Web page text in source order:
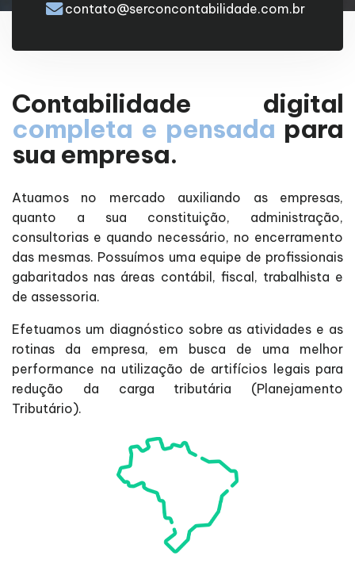
contato@serconcontabilidade.com.br
Contabilidade digital
completa e pensada para
sua empresa.
Atuamos no mercado auxiliando as empresas,
quanto a sua constituição, administração,
consultorias e quando necessário, no encerramento
das mesmas. Possuímos uma equipe de profissionais
gabaritados nas áreas contábil, fiscal, trabalhista e
de assessoria.
Efetuamos um diagnóstico sobre as atividades e as
rotinas da empresa, em busca de uma melhor
performance na utilização de artifícios legais para
redução da carga tributária (Planejamento
Tributário).